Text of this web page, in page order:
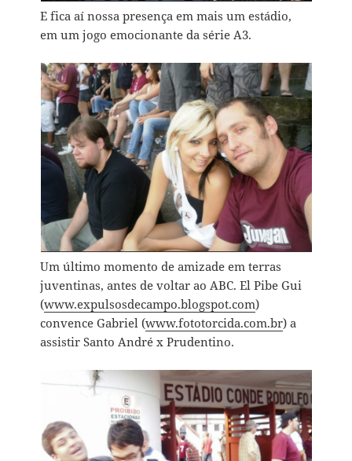
E fica aí nossa presença em mais um estádio,
em um jogo emocionante da série A3.
Um último momento de amizade em terras
juventinas, antes de voltar ao ABC. El Pibe Gui
(www.expulsosdecampo.blogspot.com)
convence Gabriel (www.fototorcida.com.br) a
assistir Santo André x Prudentino.